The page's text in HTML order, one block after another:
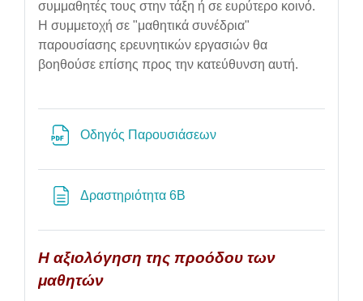
συμμαθητές τους στην τάξη ή σε ευρύτερο κοινό.
Η συμμετοχή σε "μαθητικά συνέδρια"
παρουσίασης ερευνητικών εργασιών θα
βοηθούσε επίσης προς την κατεύθυνση αυτή.
Οδηγός Παρουσιάσεων
Δραστηριότητα 6Β
Η αξιολόγηση της προόδου των
μαθητών